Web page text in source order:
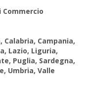
Calabria, Campania,
Lazio, Liguria,
Puglia, Sardegna,
Umbria, Valle